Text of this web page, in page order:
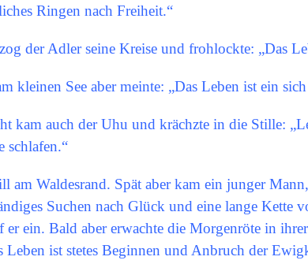
Ringen nach Freiheit.“
der Adler seine Kreise und frohlockte: „Das
kleinen See aber meinte: „Das Leben ist ein
kam auch der Uhu und krächzte in die Stille:
schlafen.“
am Waldesrand. Spät aber kam ein junger
Suchen nach Glück und eine lange Kette
er ein. Bald aber erwachte die Morgenröte in
Leben ist stetes Beginnen und Anbruch der